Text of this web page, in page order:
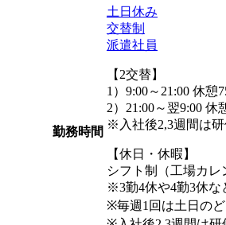
勤務時間
土日休み
交替制
派遣社員
【2交替】
1）9:00～21:00 休憩
2）21:00～翌9:00 休
※入社後2,3週間は研
【休日・休暇】
シフト制（工場カレ
※3勤4休や4勤3休な
※毎週1回は土日の